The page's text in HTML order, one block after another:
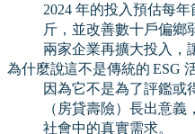
2024 年的投入預估每年
斤，並改善數十戶偏鄉
兩家企業再擴大投入，
為什麼說這不是傳統的 ESG
因為它不是為了評鑑或
（房貸壽險）長出意
社會中的真實需求。